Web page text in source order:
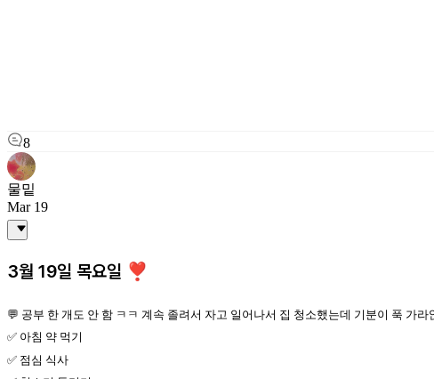
8
물밑
Mar 19
3월 19일 목요일 ❣️
💬 공부 한 개도 안 함 ㅋㅋ 계속 졸려서 자고 일어나서 집 청소했는데 기분이 푹 가
✅ 아침 약 먹기
✅ 점심 식사